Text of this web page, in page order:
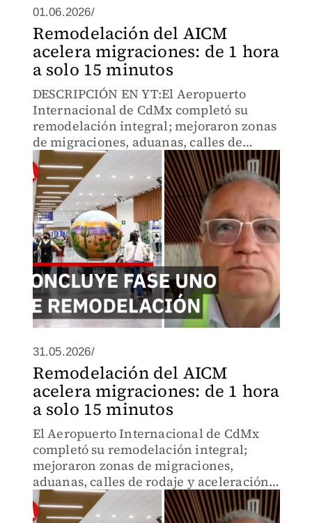
01.06.2026/
Remodelación del AICM
acelera migraciones: de 1 hora
a solo 15 minutos
DESCRIPCIÓN EN YT:El Aeropuerto
Internacional de CdMx completó su
remodelación integral; mejoraron zonas
de migraciones, aduanas, calles de
rodaje y aceleración de despegues. Todo
esto con el fin de optimizar los tiempos
de los pasajeros.
31.05.2026/
Remodelación del AICM
acelera migraciones: de 1 hora
a solo 15 minutos
El Aeropuerto Internacional de CdMx
completó su remodelación integral;
mejoraron zonas de migraciones,
aduanas, calles de rodaje y aceleración
de despegues. Todo esto con el fin de
optimizar los tiempos de los pasajeros